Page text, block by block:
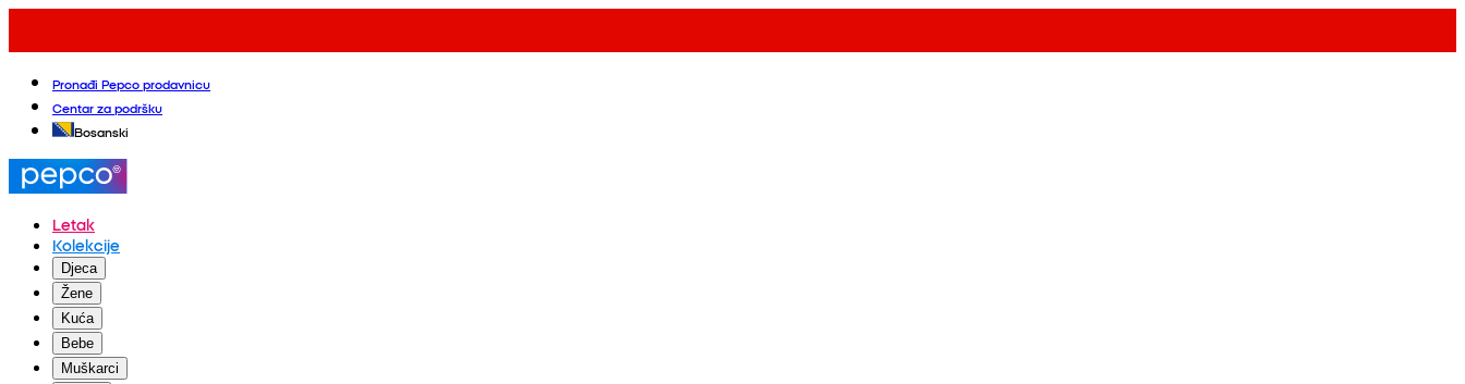
Pronađi Pepco prodavnicu
Centar za podršku
Bosanski
Letak
Kolekcije
Djeca
Žene
Kuća
Bebe
Muškarci